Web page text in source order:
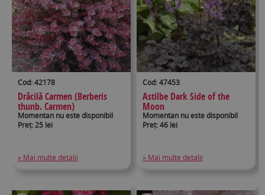
Cod: 42178
Drăcilă Carmen (Berberis
thunb. Carmen)
Momentan nu este disponibil
Preț: 25 lei
» Mai multe detalii
Cod: 47453
Astilbe Dark Side of the
Moon
Momentan nu este disponibil
Preț: 46 lei
» Mai multe detalii